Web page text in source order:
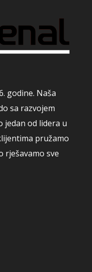
godine. Naša
sa razvojem
jedan od lidera u
pružamo
rješavamo sve